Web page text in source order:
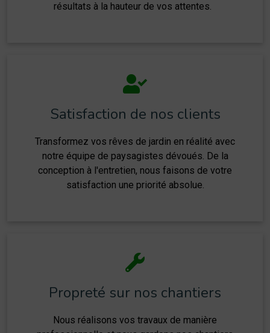
résultats à la hauteur de vos attentes.
Satisfaction de nos clients
Transformez vos rêves de jardin en réalité avec
notre équipe de paysagistes dévoués. De la
conception à l'entretien, nous faisons de votre
satisfaction une priorité absolue.
Propreté sur nos chantiers
Nous réalisons vos travaux de manière